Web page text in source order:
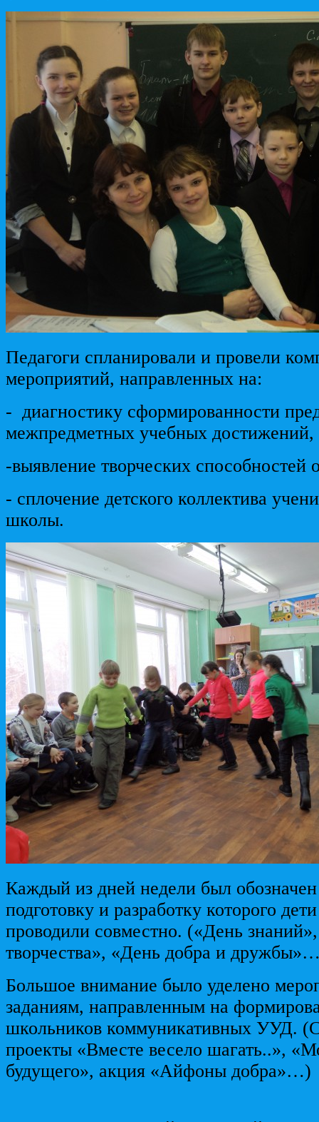
Педагоги спланировали и провели
мероприятий, направленных на:
- диагностику сформированности
межпредметных учебных достижений,
-выявление творческих способностей
- сплочение детского коллектива
школы.
Каждый из дней недели был
подготовку и разработку которого
проводили совместно. («День
творчества», «День добра и
Большое внимание было уделено
заданиям, направленным на
школьников коммуникативных УУД.
проекты «Вместе весело шагать..»,
будущего», акция «Айфоны добра»…)